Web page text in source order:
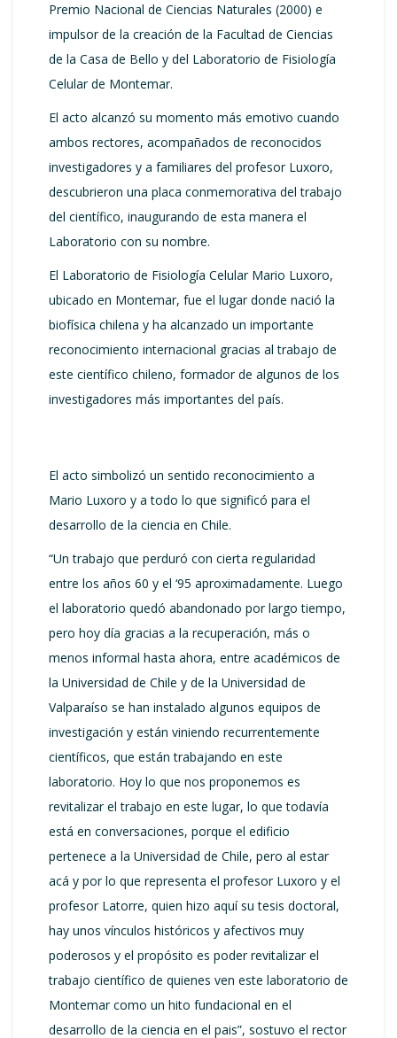
Premio Nacional de Ciencias Naturales (2000) e
impulsor de la creación de la Facultad de Ciencias
de la Casa de Bello y del Laboratorio de Fisiología
Celular de Montemar.
El acto alcanzó su momento más emotivo cuando
ambos rectores, acompañados de reconocidos
investigadores y a familiares del profesor Luxoro,
descubrieron una placa conmemorativa del trabajo
del científico, inaugurando de esta manera el
Laboratorio con su nombre.
El Laboratorio de Fisiología Celular Mario Luxoro,
ubicado en Montemar, fue el lugar donde nació la
biofísica chilena y ha alcanzado un importante
reconocimiento internacional gracias al trabajo de
este científico chileno, formador de algunos de los
investigadores más importantes del país.
El acto simbolizó un sentido reconocimiento a
Mario Luxoro y a todo lo que significó para el
desarrollo de la ciencia en Chile.
“Un trabajo que perduró con cierta regularidad
entre los años 60 y el ‘95 aproximadamente. Luego
el laboratorio quedó abandonado por largo tiempo,
pero hoy día gracias a la recuperación, más o
menos informal hasta ahora, entre académicos de
la Universidad de Chile y de la Universidad de
Valparaíso se han instalado algunos equipos de
investigación y están viniendo recurrentemente
científicos, que están trabajando en este
laboratorio. Hoy lo que nos proponemos es
revitalizar el trabajo en este lugar, lo que todavía
está en conversaciones, porque el edificio
pertenece a la Universidad de Chile, pero al estar
acá y por lo que representa el profesor Luxoro y el
profesor Latorre, quien hizo aquí su tesis doctoral,
hay unos vínculos históricos y afectivos muy
poderosos y el propósito es poder revitalizar el
trabajo científico de quienes ven este laboratorio de
Montemar como un hito fundacional en el
desarrollo de la ciencia en el pais”, sostuvo el rector